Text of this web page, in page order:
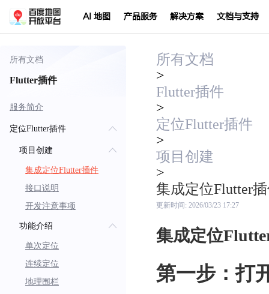
AI 地图 产品服务 解决方案 文档与支持
所有文档
Flutter插件
服务简介
定位Flutter插件
项目创建
集成定位Flutter插件
接口说明
开发注意事项
功能介绍
单次定位
连续定位
地理围栏
所有文档
>
Flutter插件
>
定位Flutter插件
>
项目创建
>
集成定位Flutter
更新时间: 2026/03/23 17:27
集成定位
第一步：打